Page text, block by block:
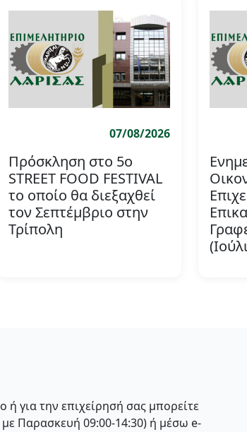
07/08/2026
Πρόσκληση στο 5ο
STREET FOOD FESTIVAL
το οποίο θα διεξαχθεί
τον Σεπτέμβριο στην
Τρίπολη
ή για την επιχείρησή σας μπορείτε
Παρασκευή 09:00-14:30) ή μέσω e-